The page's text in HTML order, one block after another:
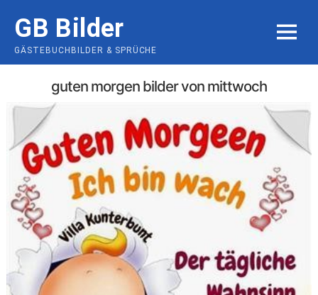
content
GB Bilder
GÄSTEBUCHBILDER & SPRÜCHE
MENU
guten morgen bilder von mittwoch